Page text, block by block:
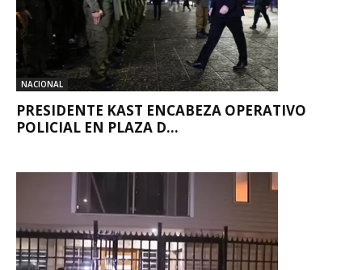
NACIONAL
PRESIDENTE KAST ENCABEZA OPERATIVO
POLICIAL EN PLAZA D...